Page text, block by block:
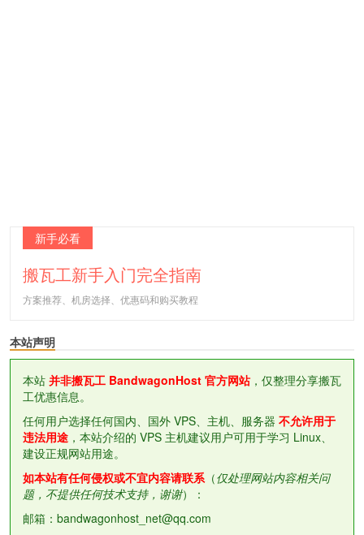
新手必看
搬瓦工新手入门完全指南
方案推荐、机房选择、优惠码和购买教程
本站声明
本站 并非搬瓦工 BandwagonHost 官方网站，仅整理分享搬瓦
工优惠信息。
任何用户选择任何国内、国外 VPS、主机、服务器 不允许用于
违法用途 ，本站介绍的 VPS 主机建议用户可用于学习 Linux、
建设正规网站用途。
如本站有任何侵权或不宜内容请联系（仅处理网站内容相关问
题，不提供任何技术支持，谢谢）：
邮箱：bandwagonhost_net@qq.com